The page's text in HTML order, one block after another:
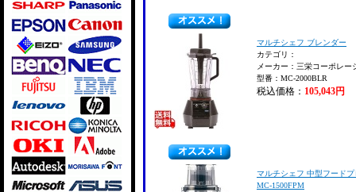
マルチシェフ ブレンダー
カテゴリ：
メーカー：三栄コーポレー
型番：MC-2000BLR
税込価格： 105,043円
マルチシェフ 中型フード
MC-1500FPM